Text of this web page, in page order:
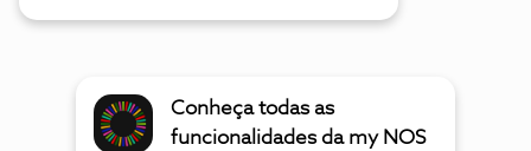
Conheça todas as
funcionalidades da my NOS